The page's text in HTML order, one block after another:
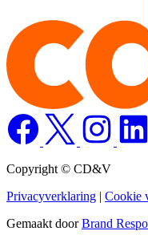
Copyright © CD&V
Privacyverklaring | Cookie
Gemaakt doorBrand